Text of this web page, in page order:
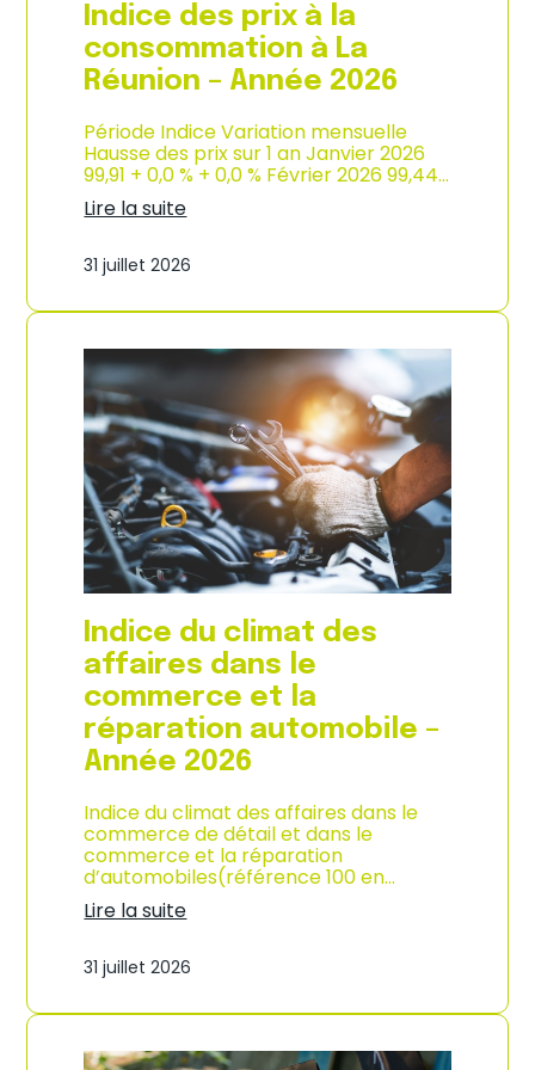
2
0
2
6
Indice des prix à la
consommation à La
Réunion – Année 2026
Période Indice Variation mensuelle
Hausse des prix sur 1 an Janvier 2026
99,91 + 0,0 % + 0,0 % Février 2026 99,44…
Lire la suite
n
i
e
e
s
p
r
i
x
à
l
a
c
o
n
s
o
m
m
a
t
o
n
à
L
R
u
n
o
n
31 juillet 2026
Indice du climat des
affaires dans le
commerce et la
réparation automobile –
Année 2026
Indice du climat des affaires dans le
commerce de détail et dans le
commerce et la réparation
d’automobiles(référence 100 en…
Lire la suite
n
i
e
31 juillet 2026